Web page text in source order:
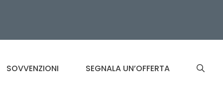
SOVVENZIONI SEGNALA UN’OFFERTA